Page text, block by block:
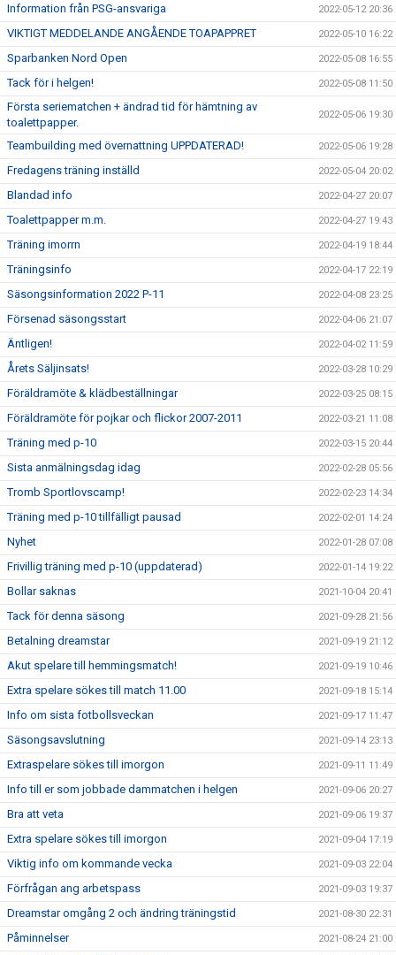
Information från PSG-ansvariga 2022-05-12 20:36
VIKTIGT MEDDELANDE ANGÅENDE TOAPAPPRET 2022-05-10 16:22
Sparbanken Nord Open 2022-05-08 16:55
Tack för i helgen! 2022-05-08 11:50
Första seriematchen + ändrad tid för hämtning av
toalettpapper.
2022-05-06 19:30
Teambuilding med övernattning UPPDATERAD! 2022-05-06 19:28
Fredagens träning inställd 2022-05-04 20:02
Blandad info 2022-04-27 20:07
Toalettpapper m.m. 2022-04-27 19:43
Träning imorrn 2022-04-19 18:44
Träningsinfo 2022-04-17 22:19
Säsongsinformation 2022 P-11 2022-04-08 23:25
Försenad säsongsstart 2022-04-06 21:07
Äntligen! 2022-04-02 11:59
Årets Säljinsats! 2022-03-28 10:29
Föräldramöte & klädbeställningar 2022-03-25 08:15
Föräldramöte för pojkar och flickor 2007-2011 2022-03-21 11:08
Träning med p-10 2022-03-15 20:44
Sista anmälningsdag idag 2022-02-28 05:56
Tromb Sportlovscamp! 2022-02-23 14:34
Träning med p-10 tillfälligt pausad 2022-02-01 14:24
Nyhet 2022-01-28 07:08
Frivillig träning med p-10 (uppdaterad) 2022-01-14 19:22
Bollar saknas 2021-10-04 20:41
Tack för denna säsong 2021-09-28 21:56
Betalning dreamstar 2021-09-19 21:12
Akut spelare till hemmingsmatch! 2021-09-19 10:46
Extra spelare sökes till match 11.00 2021-09-18 15:14
Info om sista fotbollsveckan 2021-09-17 11:47
Säsongsavslutning 2021-09-14 23:13
Extraspelare sökes till imorgon 2021-09-11 11:49
Info till er som jobbade dammatchen i helgen 2021-09-06 20:27
Bra att veta 2021-09-06 19:37
Extra spelare sökes till imorgon 2021-09-04 17:19
Viktig info om kommande vecka 2021-09-03 22:04
Förfrågan ang arbetspass 2021-09-03 19:37
Dreamstar omgång 2 och ändring träningstid 2021-08-30 22:31
Påminnelser 2021-08-24 21:00